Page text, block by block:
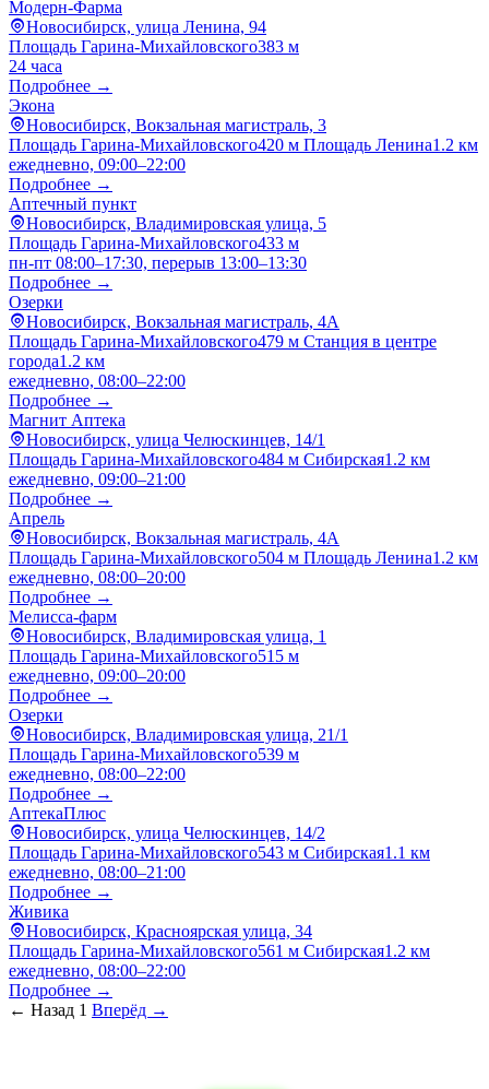
Модерн-Фарма
Новосибирск, улица Ленина, 94
Площадь Гарина-Михайловского383 м
24 часа
Подробнее →
Экона
Новосибирск, Вокзальная магистраль, 3
Площадь Гарина-Михайловского420 м Площадь Ленина1.2 км
ежедневно, 09:00–22:00
Подробнее →
Аптечный пункт
Новосибирск, Владимировская улица, 5
Площадь Гарина-Михайловского433 м
пн-пт 08:00–17:30, перерыв 13:00–13:30
Подробнее →
Озерки
Новосибирск, Вокзальная магистраль, 4А
Площадь Гарина-Михайловского479 м Станция в центре
города1.2 км
ежедневно, 08:00–22:00
Подробнее →
Магнит Аптека
Новосибирск, улица Челюскинцев, 14/1
Площадь Гарина-Михайловского484 м Сибирская1.2 км
ежедневно, 09:00–21:00
Подробнее →
Апрель
Новосибирск, Вокзальная магистраль, 4А
Площадь Гарина-Михайловского504 м Площадь Ленина1.2 км
ежедневно, 08:00–20:00
Подробнее →
Мелисса-фарм
Новосибирск, Владимировская улица, 1
Площадь Гарина-Михайловского515 м
ежедневно, 09:00–20:00
Подробнее →
Озерки
Новосибирск, Владимировская улица, 21/1
Площадь Гарина-Михайловского539 м
ежедневно, 08:00–22:00
Подробнее →
АптекаПлюс
Новосибирск, улица Челюскинцев, 14/2
Площадь Гарина-Михайловского543 м Сибирская1.1 км
ежедневно, 08:00–21:00
Подробнее →
Живика
Новосибирск, Красноярская улица, 34
Площадь Гарина-Михайловского561 м Сибирская1.2 км
ежедневно, 08:00–22:00
Подробнее →
← Назад 1 Вперёд →